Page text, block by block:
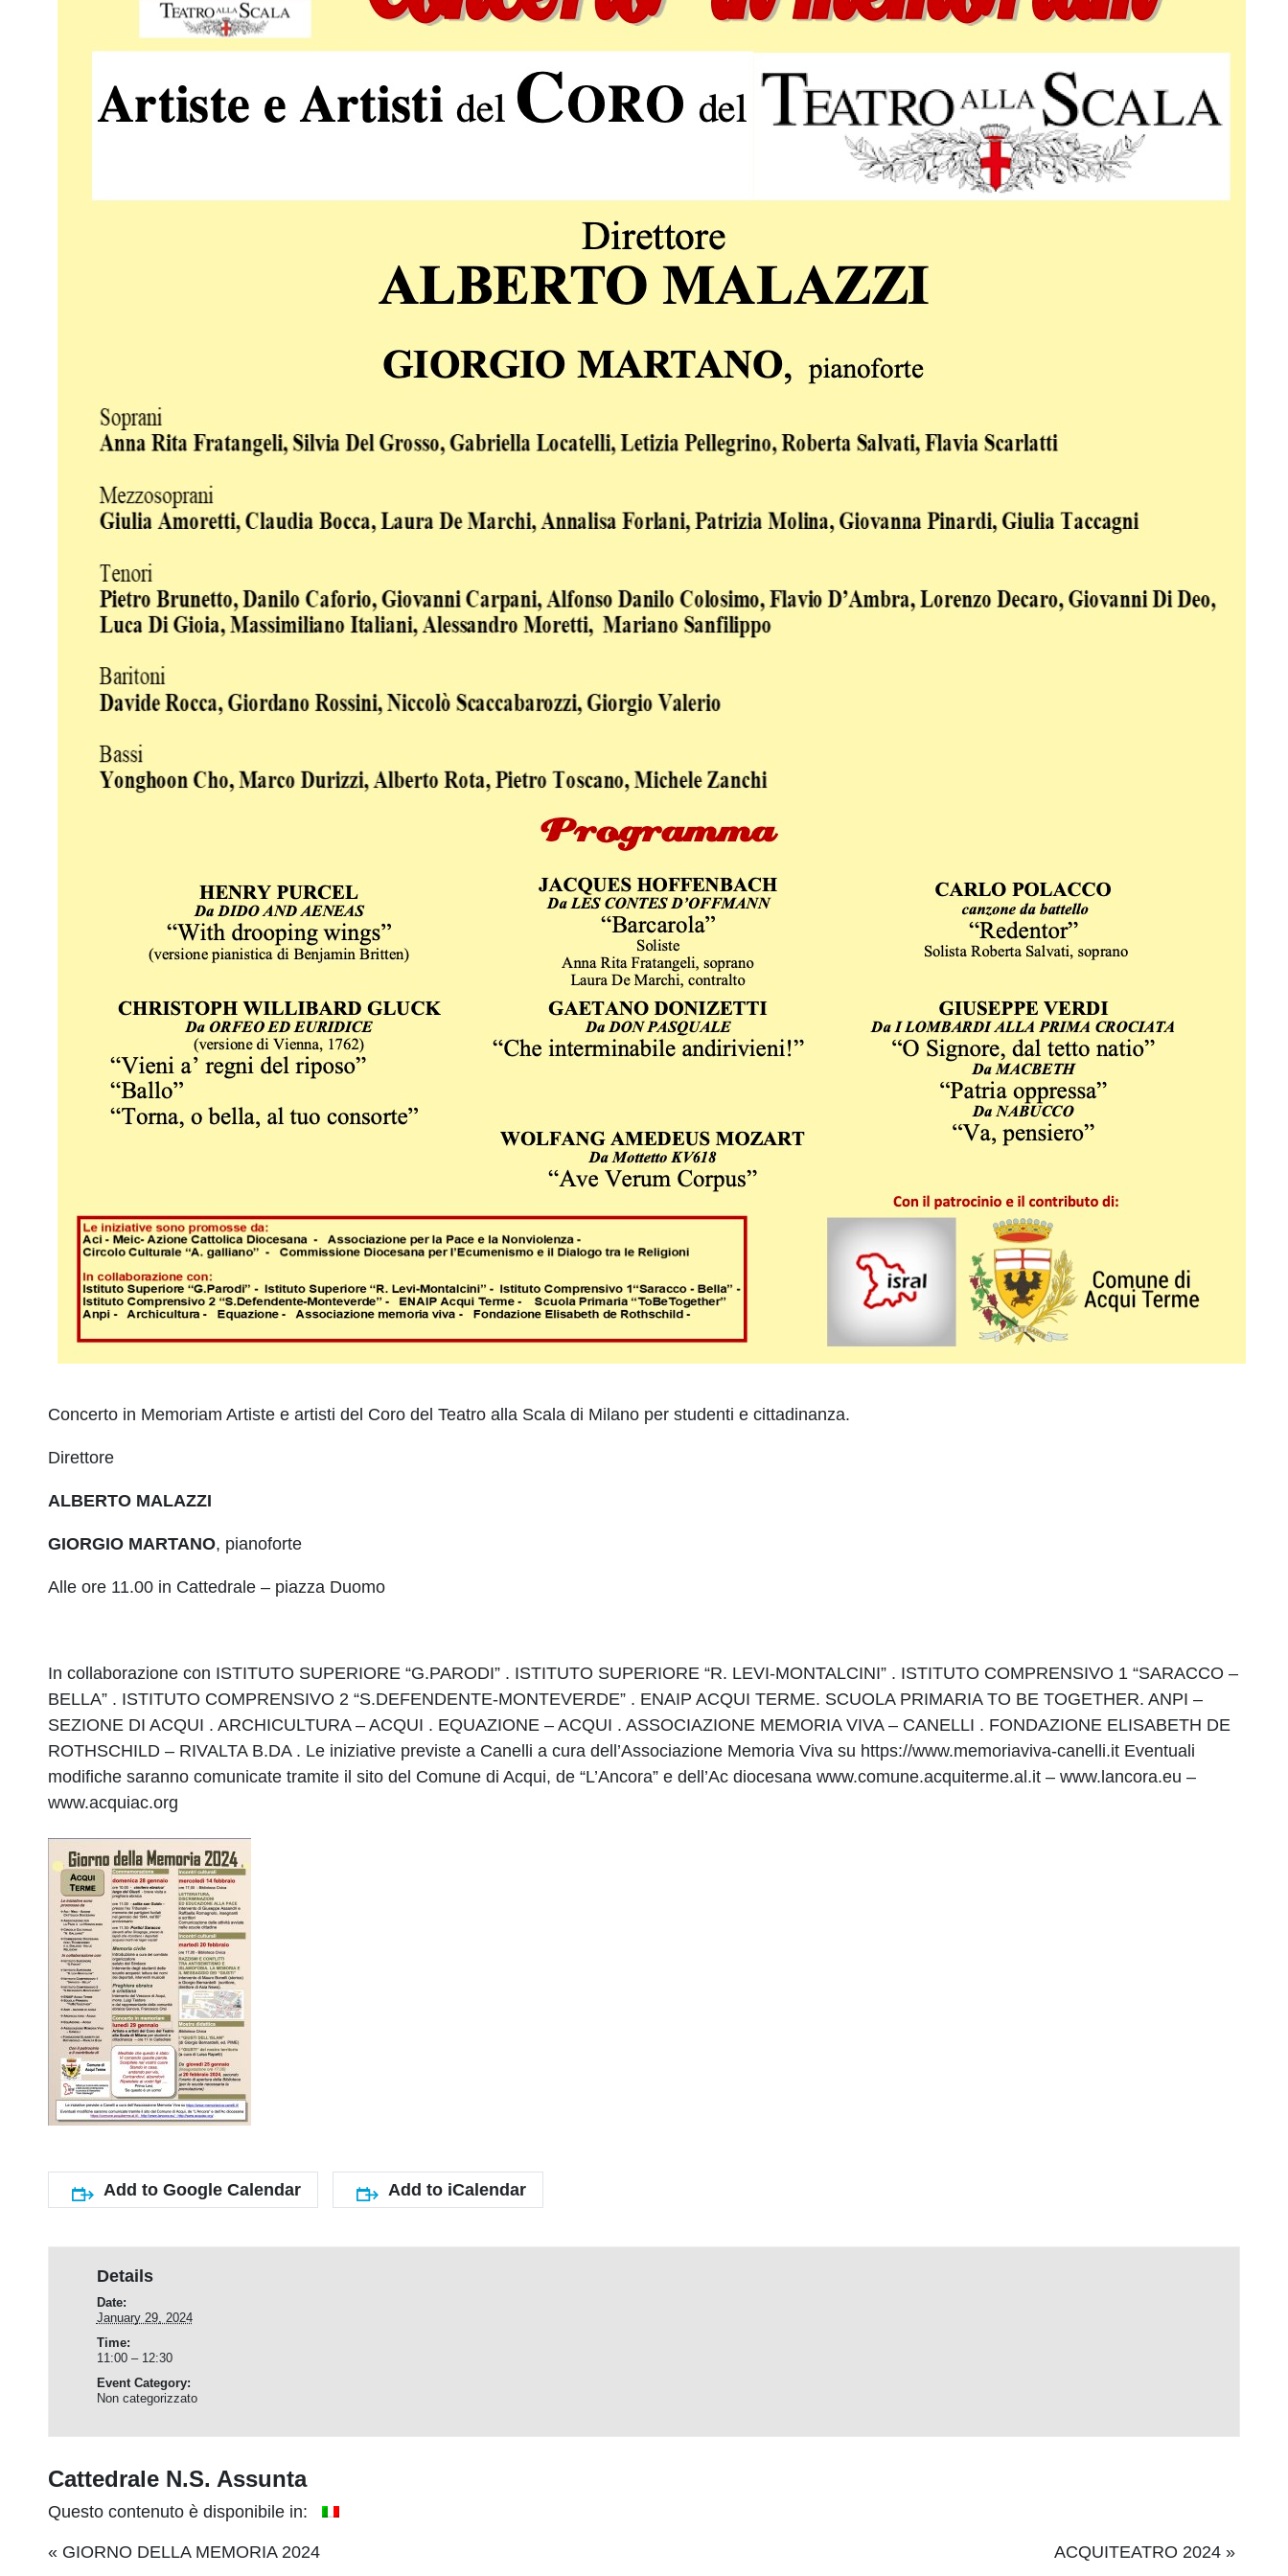
Concerto in Memoriam Artiste e artisti del Coro del Teatro alla Scala di Milano per studenti e cittadinanza.
Direttore
ALBERTO MALAZZI
GIORGIO MARTANO, pianoforte
Alle ore 11.00 in Cattedrale – piazza Duomo
In collaborazione con ISTITUTO SUPERIORE “G.PARODI” . ISTITUTO SUPERIORE “R. LEVI-MONTALCINI” . ISTITUTO COMPRENSIVO 1 “SARACCO –
BELLA” . ISTITUTO COMPRENSIVO 2 “S.DEFENDENTE-MONTEVERDE” . ENAIP ACQUI TERME. SCUOLA PRIMARIA TO BE TOGETHER. ANPI –
SEZIONE DI ACQUI . ARCHICULTURA – ACQUI . EQUAZIONE – ACQUI . ASSOCIAZIONE MEMORIA VIVA – CANELLI . FONDAZIONE ELISABETH DE
ROTHSCHILD – RIVALTA B.DA . Le iniziative previste a Canelli a cura dell’Associazione Memoria Viva su https://www.memoriaviva-canelli.it Eventuali
modifiche saranno comunicate tramite il sito del Comune di Acqui, de “L’Ancora” e dell’Ac diocesana www.comune.acquiterme.al.it – www.lancora.eu –
www.acquiac.org
Add to Google Calendar Add to iCalendar
Details
Date:
January 29, 2024
Time:
11:00 – 12:30
Event Category:
Non categorizzato
Cattedrale N.S. Assunta
Questo contenuto è disponibile in:
Event
« GIORNO DELLA MEMORIA 2024 ACQUITEATRO 2024 »